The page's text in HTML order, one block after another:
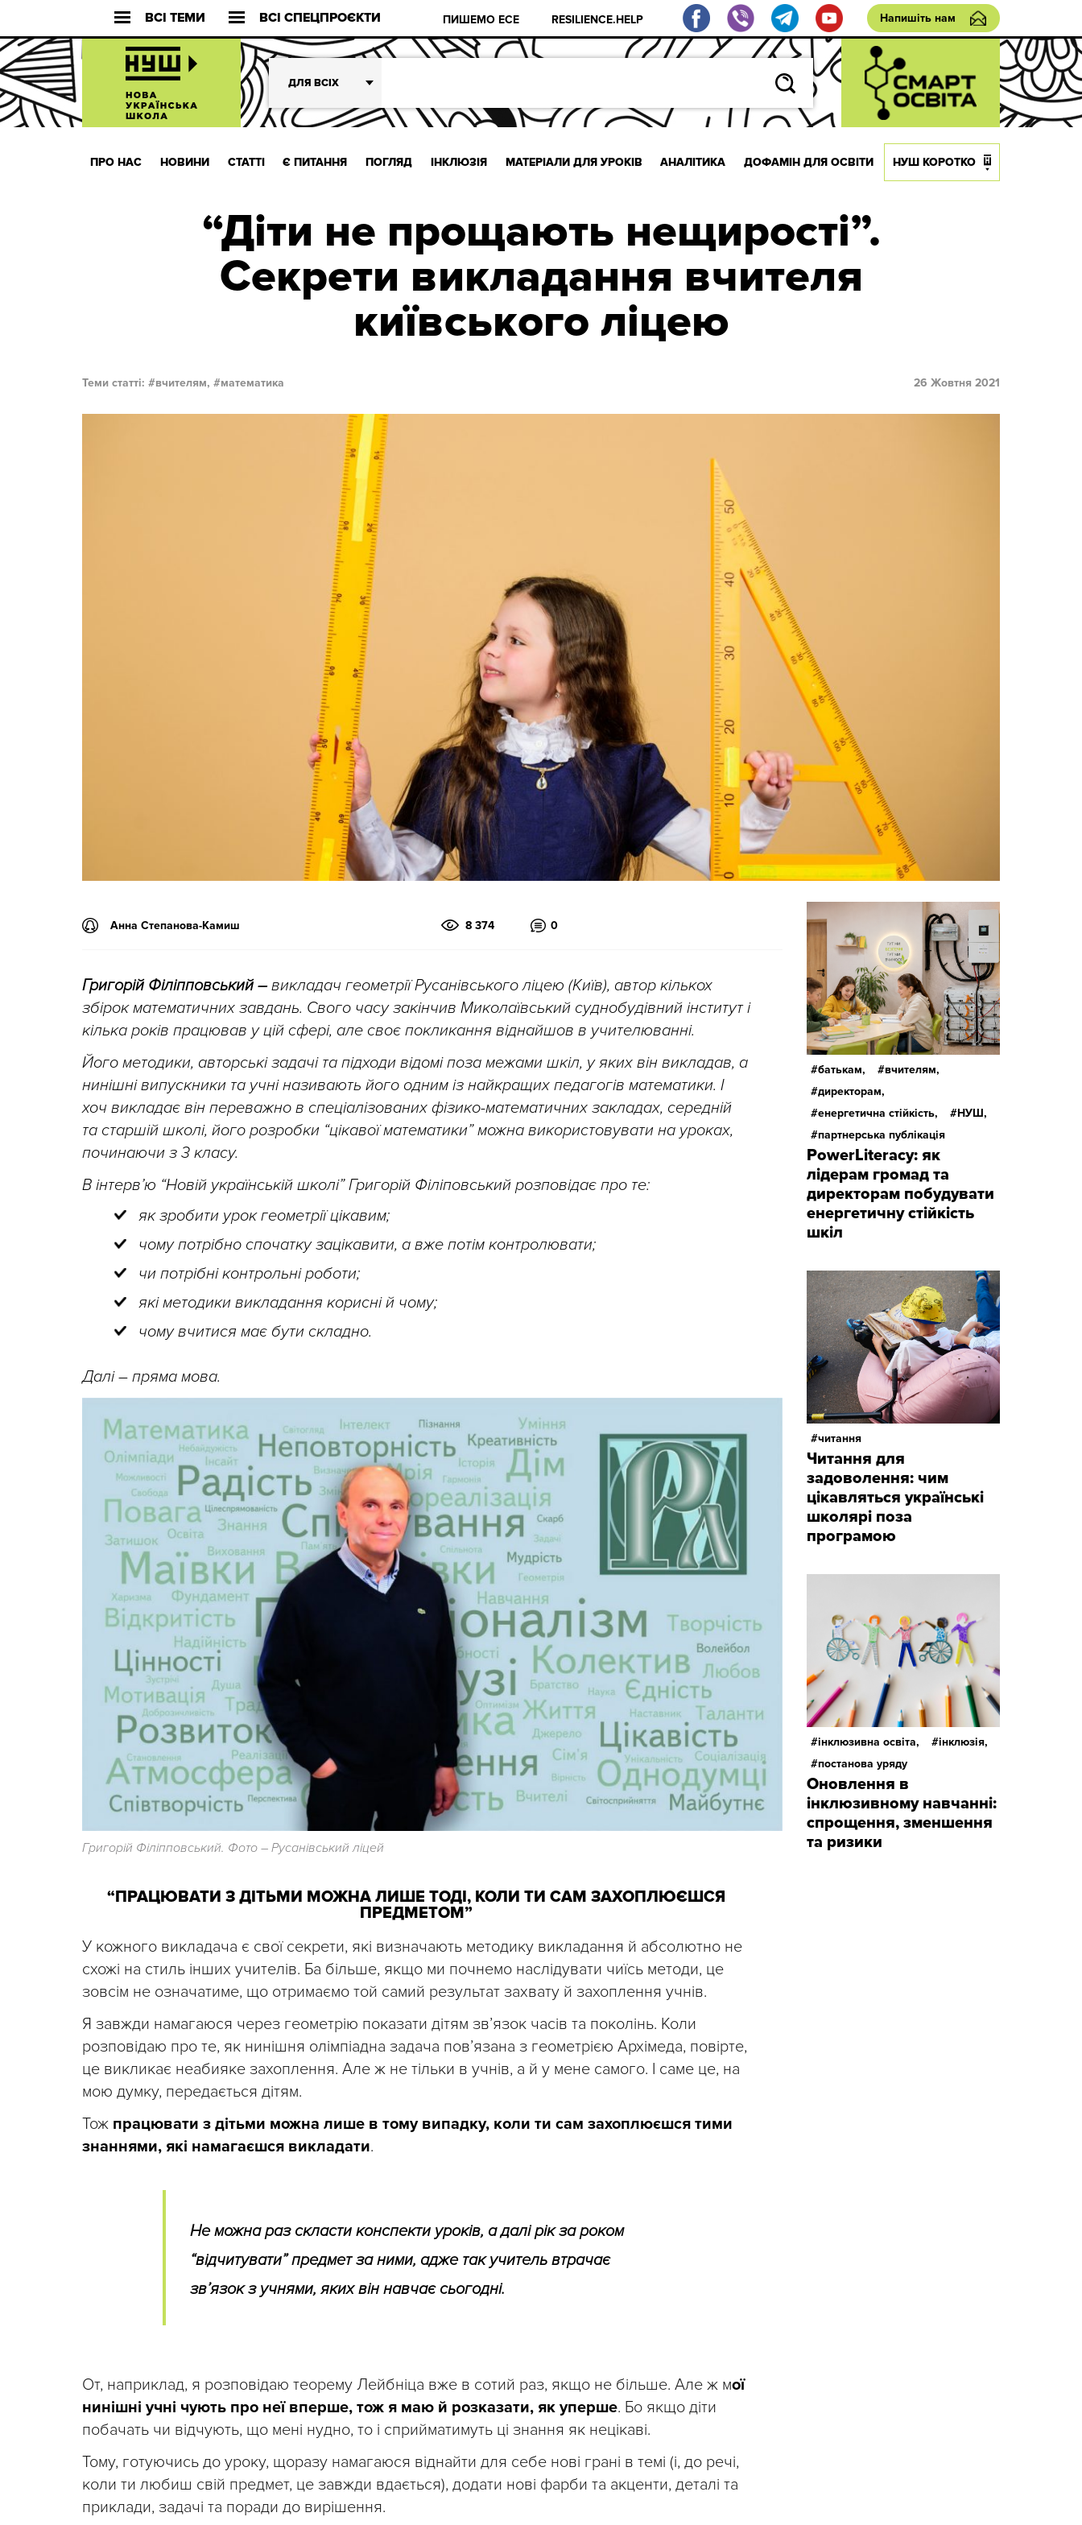
ВСІ ТЕМИ ВСІ СПЕЦПРОЄКТИ ПИШЕМО ЕСЕ RESILIENCE.HELP Напишіть нам
ДЛЯ ВСІХ
ПРО НАС НОВИНИ СТАТТІ Є ПИТАННЯ ПОГЛЯД ІНКЛЮЗІЯ МАТЕРІАЛИ ДЛЯ УРОКІВ АНАЛІТИКА ДОФАМІН ДЛЯ ОСВІТИ НУШ КОРОТКО
“Діти не прощають нещирості”.
Секрети викладання вчителя
київського ліцею
Теми статті: вчителям, математика 26 Жовтня 2021
Анна Степанова-Камиш 8 374 0
Григорій Філіпповський –викладач геометрії Русанівського ліцею (Київ), автор кількох
збірок математичних завдань. Свого часу закінчив Миколаївський суднобудівний інститут і
кілька років працював у цій сфері, але своє покликання віднайшов в учителюванні.
Його методики, авторські задачі та підходи відомі поза межами шкіл, у яких він викладав, а
нинішні випускники та учні називають його одним із найкращих педагогів математики. І
хоч викладає він переважно в спеціалізованих фізико-математичних закладах, середній
та старшій школі, його розробки “цікавої математики” можна використовувати на уроках,
починаючи з 3 класу.
В інтерв’ю “Новій українській школі” Григорій Філіповський розповідає про те:
як зробити урок геометрії цікавим;
чому потрібно спочатку зацікавити, а вже потім контролювати;
чи потрібні контрольні роботи;
які методики викладання корисні й чому;
чому вчитися має бути складно.
Далі – пряма мова.
Григорій Філіпповський. Фото – Русанівський ліцей
“ПРАЦЮВАТИ З ДІТЬМИ МОЖНА ЛИШЕ ТОДІ, КОЛИ ТИ САМ ЗАХОПЛЮЄШСЯ
ПРЕДМЕТОМ”
У кожного викладача є свої секрети, які визначають методику викладання й абсолютно не
схожі на стиль інших учителів. Ба більше, якщо ми почнемо наслідувати чиїсь методи, це
зовсім не означатиме, що отримаємо той самий результат захвату й захоплення учнів.
Я завжди намагаюся через геометрію показати дітям зв’язок часів та поколінь. Коли
розповідаю про те, як нинішня олімпіадна задача пов’язана з геометрією Архімеда, повірте,
це викликає неабияке захоплення. Але ж не тільки в учнів, а й у мене самого. І саме це, на
мою думку, передається дітям.
Тож працювати з дітьми можна лише в тому випадку, коли ти сам захоплюєшся тими
знаннями, які намагаєшся викладати.
Не можна раз скласти конспекти уроків, а далі рік за роком
“відчитувати” предмет за ними, адже так учитель втрачає
зв’язок з учнями, яких він навчає сьогодні.
От, наприклад, я розповідаю теорему Лейбніца вже в сотий раз, якщо не більше. Але ж мої
нинішні учні чують про неї вперше, тож я маю й розказати, як уперше. Бо якщо діти
побачать чи відчують, що мені нудно, то і сприйматимуть ці знання як нецікаві.
Тому, готуючись до уроку, щоразу намагаюся віднайти для себе нові грані в темі (і, до речі,
коли ти любиш свій предмет, це завжди вдається), додати нові фарби та акценти, деталі та
приклади, задачі та поради до вирішення.
батькам,
вчителям,
директорам,
енергетична стійкість,
НУШ,
партнерська публікація
PowerLiteracy: як
лідерам громад та
директорам побудувати
енергетичну стійкість
шкіл
читання
Читання для
задоволення: чим
цікавляться українські
школярі поза
програмою
інклюзивна освіта,
інклюзія,
постанова уряду
Оновлення в
інклюзивному навчанні:
спрощення, зменшення
та ризики